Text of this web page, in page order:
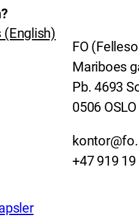
(English)
FO
Mariboes
Pb. 4693
0506 OSLO
+47 919 19